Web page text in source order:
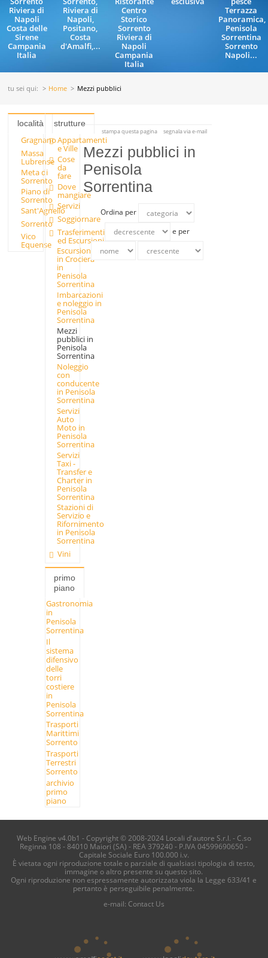
Riviera di
Napoli
Costa delle
Sirene
Campania
Italia
Riviera di
Napoli,
Positano,
Costa
d'Amalfi,...
Centro
Storico
Sorrento
Riviera di
Napoli
Campania
Italia
Terrazza
Panoramica,
Penisola
Sorrentina
Sorrento
Napoli...
tu sei qui: Home Mezzi pubblici
località
Gragnano
Massa
Lubrense
Meta di
Sorrento
Piano di
Sorrento
Sant'Agnello
Sorrento
Vico
Equense
strutture
Appartamenti
e Ville
Cose
da
fare
Dove
mangiare
Servizi
Soggiornare
Trasferimenti
ed Escursioni
Escursioni
in Crociera
in
Penisola
Sorrentina
Imbarcazioni
e noleggio in
Penisola
Sorrentina
Mezzi
pubblici in
Penisola
Sorrentina
Noleggio
con
conducente
in Penisola
Sorrentina
Servizi
Auto
Moto in
Penisola
Sorrentina
Servizi
Taxi -
Transfer e
Charter in
Penisola
Sorrentina
Stazioni di
Servizio e
Rifornimento
in Penisola
Sorrentina
Vini
primo
piano
Gastronomia
in
Penisola
Sorrentina
Il
sistema
difensivo
delle
torri
costiere
in
Penisola
Sorrentina
Trasporti
Marittimi
Sorrento
Trasporti
Terrestri
Sorrento
archivio
primo
piano
stampa questa pagina segnala via e-mail
Mezzi pubblici in
Penisola
Sorrentina
Ordina per
e per
Web Engine v4.0b1 - Copyright © 2008-2024 Locali d'autore S.r.l. - C.so
Reginna 108 - 84010 Maiori (SA) - REA 379240 - P.IVA 04599690650 -
Capitale Sociale Euro 100.000 i.v.
È vietata ogni riproduzione totale o parziale di qualsiasi tipologia di testo,
immagine o altro presente su questo sito.
Ogni riproduzione non espressamente autorizzata viola la Legge 633/41 e
pertanto è perseguibile penalmente.
e-mail: Contact Us